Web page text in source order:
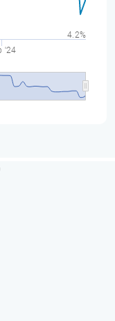
'24
4.2%